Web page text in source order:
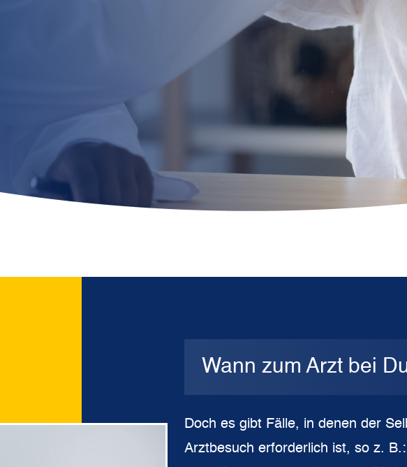
Wann zum Arzt bei
Doch es gibt Fälle, in denen der
Arztbesuch erforderlich ist, so z. B.: